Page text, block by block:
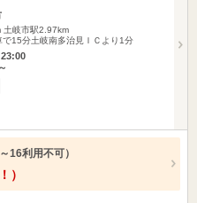
土岐市駅2.97km
で15分土岐南多治見ＩＣより1分
16利用不可）
）